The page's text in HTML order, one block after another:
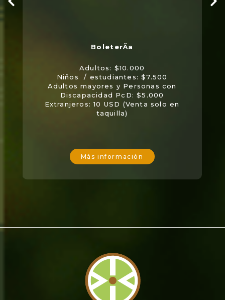
Adultos: $10.000
Niños / estudiantes: $7.500
Adultos mayores y Personas con
Discapacidad PcD: $5.000
Extranjeros: 10 USD (Venta solo en
taquilla)
Más información